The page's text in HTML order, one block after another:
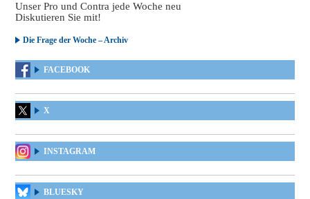
Unser Pro und Contra jede Woche neu
Diskutieren Sie mit!
Die Frage der Woche – Archiv
FACEBOOK
X
INSTAGRAM
BLUESKY